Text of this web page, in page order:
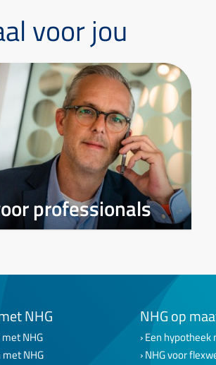
voor jou
professionals
NHG
NHG
NHG
NHG op
Een
NHG voor